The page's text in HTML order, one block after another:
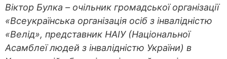
Віктор Булка – очільник громадської організації
«Всеукраїнська організація осіб з інвалідністю
«Велід», представник НАІУ (Національної
Асамблеї людей з інвалідністю України) в